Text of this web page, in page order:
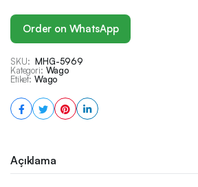
Order on WhatsApp
SKU: MHG-5969
Kategori: Wago
Etiket: Wago
Açıklama